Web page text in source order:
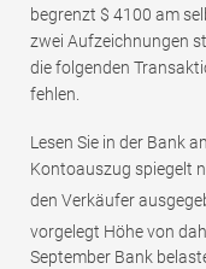
begrenzt $ 4100 am
zwei Aufzeichnungen
die folgenden
fehlen.
Lesen Sie in der Bank
Kontoauszug spiegelt
den Verkäufer
vorgelegt Höhe von
September Bank